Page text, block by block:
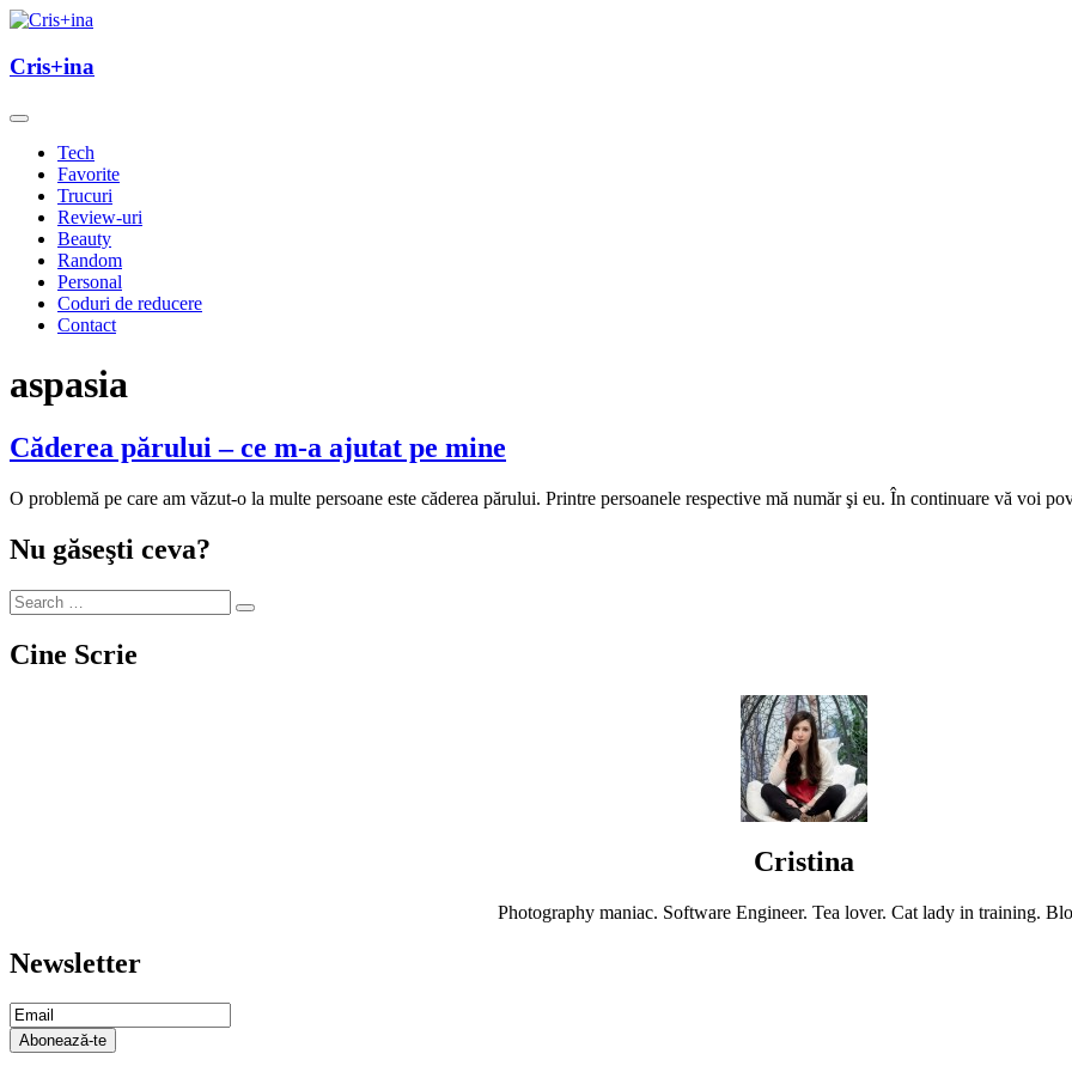
Skip
content
Cris+ina
Cris+ina
Tech
Favorite
Trucuri
Review-uri
Beauty
Random
Personal
Coduri de reducere
Contact
aspasia
Căderea părului – ce m-a ajutat pe mine
O problemă pe care am văzut-o la multe persoane este căderea părului. Printre persoanele respective mă număr şi eu. În continuare vă voi
Nu găseşti ceva?
Cine Scrie
Cristina
Photography maniac. Software Engineer. Tea lover. Cat lady in training.
Newsletter
Email
Subscription
Abonează-te